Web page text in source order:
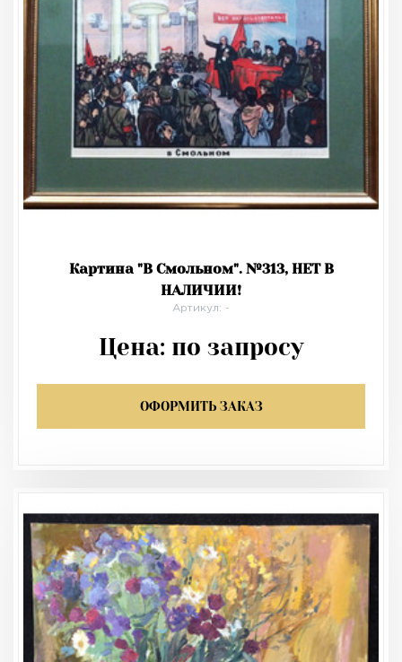
Картина "В Смольном". №313, НЕТ В
НАЛИЧИИ!
Артикул: -
Цена: по запросу
ОФОРМИТЬ ЗАКАЗ